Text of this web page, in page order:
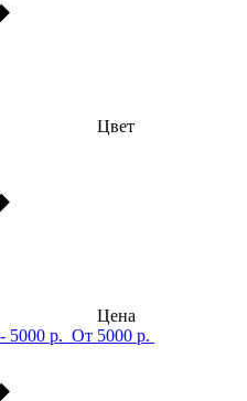
Цвет
Цена
5000 р. От 5000 р.